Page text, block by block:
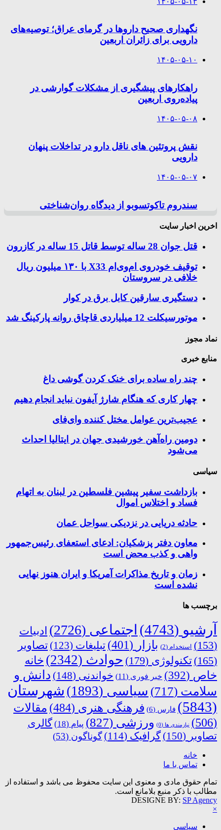
نگهداری صحیح داروها در گرمای عراق؛ توصیه‌های
دارویی برای زائران اربعین
۱۴۰۵-۰۵-۱۰
راهکارهای پیشگیری از مشکلات گوارشی در
پیاده‌روی اربعین
۱۴۰۵-۰۵-۰۸
نقش پروتئین های ناقل دارو در تداخلات پنهان
دارویی
۱۴۰۵-۰۵-۰۷
سندروم تاکوتسوبو از دیدگاه روان‌شناختی
اخرین اخبار سایت
قتل جوان 28 ساله توسط قاتل 15 ساله در کازرون
توقیف خودروی ام‌وی‌ام X33 با ۱۳۰ میلیون ریال
خلافی در سروستان
دستگیری سارقین کابل برق در کوار
موتورسيكلت 12 ميلياردی قاچاق روانه پاركينگ شد
نماد مجوز
منابع خبری
چند راه‌ ساده برای خنک کردن گوشی داغ
چهار کاری که هنگام شارژ آیفون نباید انجام دهیم
عجیب‌ترین عوامل مختل کننده وای‌فای
دومین راه‌آهن خورشیدی جهان در ایتالیا احداث
می‌شود
سیاسی
بازداشت سفیر پیشین فلسطین در لبنان به اتهام
فساد و اختلاس اموال
حادثه دریایی در نزدیکی سواحل عمان
معاون دفتر پزشکیان: ادعای استعفای رئیس‌جمهور
واهی و کذب محض است
زمان و تاریخ مذاکرات آمریکا و ایران هنوز نهایی
نشده است
برچسب ها
آرشیو (4743) اجتماعی (2726)
ادبیات
(153)
استخدام (2) بازار (401) تبلیغات (123)
تصاویر
(165)
تکنولوژی (179) حوادث (2342)
خانه
خاص (392) خبر فوری (11) خواندنی (148)
دانش و
سلامت (717) سیاسی (1893)
شهرستان
(5843)
فارس (6) فرهنگی هنری (484)
مقالات
(506)
نیازمندی ها (0) ورزشی (827) پیام (18)
گالری
تصاویر (150) گرافیک (114) گوناگون (53)
خانه
تماس با ما
تمام حقوق مادی و معنوی این سایت محفوظ می باشد و استفاده از
مطالب با ذکر منبع بلامانع است.
DESIGNE BY: SP Agency
×
سیاسی